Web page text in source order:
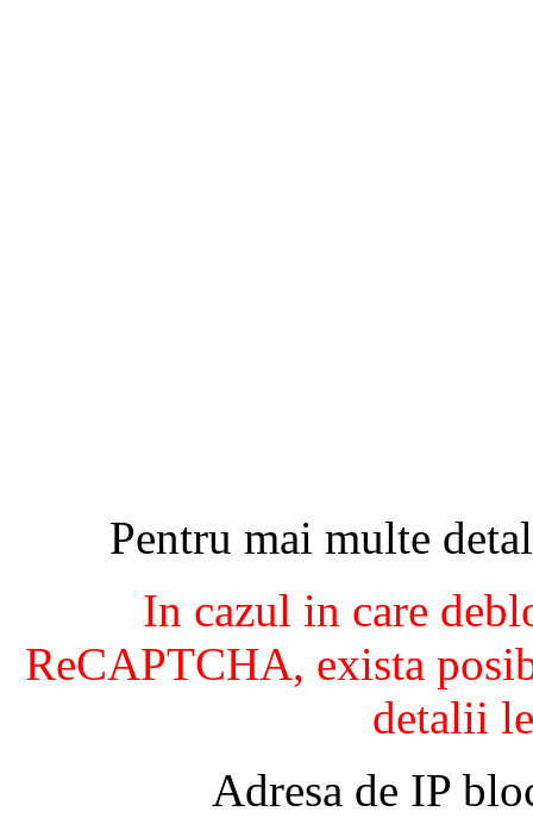
Pentru mai multe
In cazul in care
ReCAPTCHA, exista
detalii
Adresa de IP